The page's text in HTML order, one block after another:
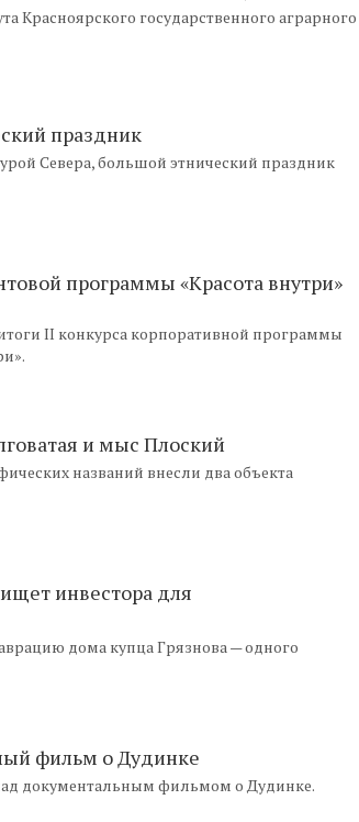
Красноярского государственного аграрного
праздник
Севера, большой этнический праздник
программы «Красота внутри»
II конкурса корпоративной программы
и мыс Плоский
названий внесли два объекта
инвестора для
дома купца Грязнова — одного
фильм о Дудинке
документальным фильмом о Дудинке.